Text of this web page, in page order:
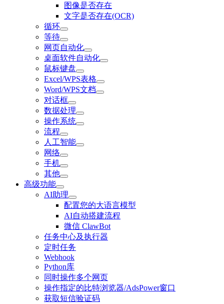
图像是否存在
文字是否存在(OCR)
循环
等待
网页自动化
桌面软件自动化
鼠标键盘
Excel/WPS表格
Word/WPS文档
对话框
数据处理
操作系统
流程
人工智能
网络
手机
其他
高级功能
AI助理
配置您的大语言模型
AI自动搭建流程
微信 ClawBot
任务中心及执行器
定时任务
Webhook
Python库
同时操作多个网页
操作指定的比特浏览器/AdsPower窗口
获取短信验证码